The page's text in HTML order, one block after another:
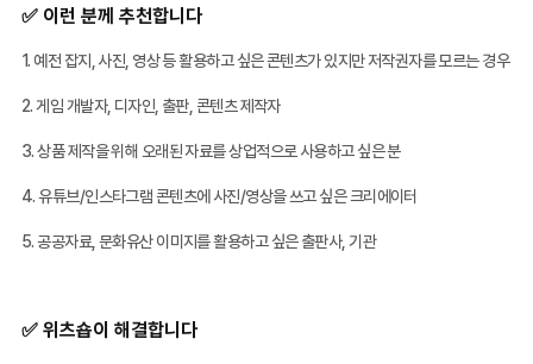
✅ 이런 분께 추천합니다
1. 예전 잡지, 사진, 영상 등 활용하고 싶은 콘텐츠가 있지만 저작권자를 모르는 경우
2. 게임 개발자, 디자인, 출판, 콘텐츠 제작자
3️. 상품 제작을 위해 오래된 자료를 상업적으로 사용하고 싶은 분
4. 유튜브/인스타그램 콘텐츠에 사진/영상을 쓰고 싶은 크리에이터
5️. 공공자료, 문화유산 이미지를 활용하고 싶은 출판사, 기관
✅ 위츠숍이 해결합니다